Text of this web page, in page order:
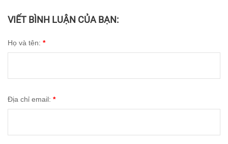
VIẾT BÌNH LUẬN CỦA BẠN:
Họ và tên: *
Địa chỉ email: *